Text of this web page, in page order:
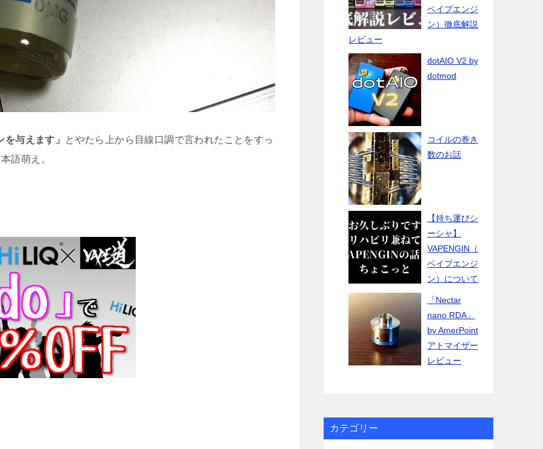
与えます」
とやたら上から目線口調で言われたことをすっ
語萌え。
ベイプエンジ
ン）徹底解説
レビュー
dotAIO V2 by
dotmod
コイルの巻き
数のお話
【持ち運びシ
ーシャ】
VAPENGIN（
ベイプエンジ
ン）について
「Nectar
nano RDA」
by AmerPoint
アトマイザー
レビュー
カテゴリー